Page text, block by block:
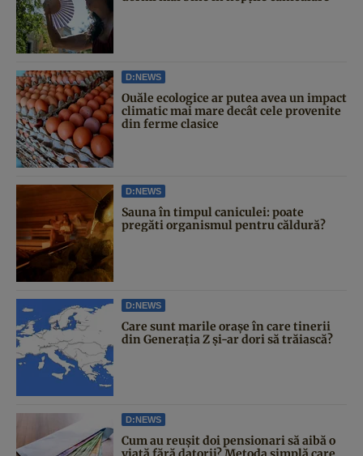
D:NEWS
Ouăle ecologice ar putea avea un impact
climatic mai mare decât cele provenite
din ferme clasice
D:NEWS
Sauna în timpul caniculei: poate
pregăti organismul pentru căldură?
D:NEWS
Care sunt marile orașe în care tinerii
din Generația Z și-ar dori să trăiască?
D:NEWS
Cum au reușit doi pensionari să aibă o